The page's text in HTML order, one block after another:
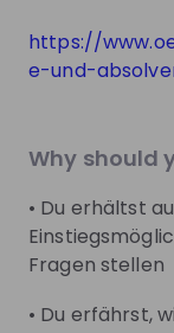
Talent
There
https://
e-und-
Why should
• Du erhältst
Fragen stellen
• Du erfährst,